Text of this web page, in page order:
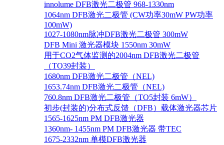
innolume DFB激光二极管 968-1330nm
1064nm DFB激光二极管 (CW功率30mW PW功率
100mW)
1027-1080nm脉冲DFB激光二极管 300mW
DFB Mini 激光器模块 1550nm 30mW
用于CO2气体监测的2004nm DFB激光二极管
（TO39封装）
1680nm DFB激光二极管（NEL)
1653.74nm DFB激光二极管（NEL)
760.8nm DFB激光二极管（TO5封装 6mW）
初步(封装的)分布式反馈（DFB）载体激光器芯片
1565-1625nm PM DFB激光器
1360nm- 1455nm PM DFB激光器 带TEC
1675-2332nm 单模DFB激光器